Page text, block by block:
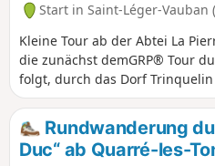
Start in Saint-Léger-Vauban
Kleine Tour ab der Abtei La
die zunächst demGRP® Tour
folgt, durch das Dorf
dann dem Trinquelin-Tal folgt.
befindet sich auf dem Gebiet
Léger-Vauban, ist aber auch
Agnan aus zu erreichen.
Rundwanderung
Duc“ ab Quarré-les-